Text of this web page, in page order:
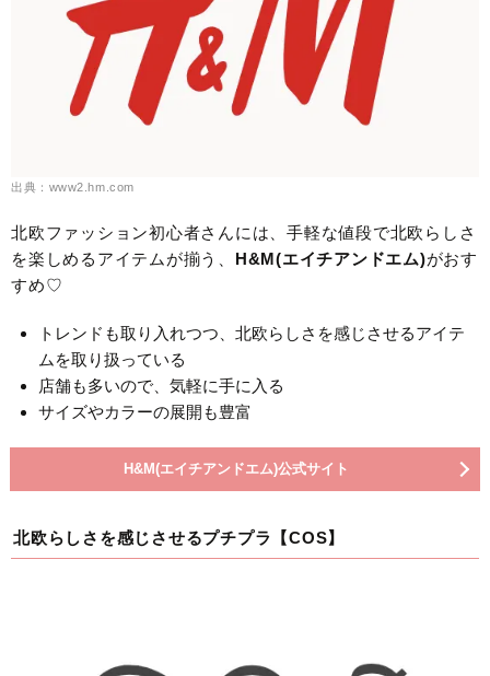
出典：www2.hm.com
北欧ファッション初心者さんには、手軽な値段で北欧らしさ
を楽しめるアイテムが揃う、 H&M(エイチアンドエム)がおす
すめ♡
トレンドも取り入れつつ、北欧らしさを感じさせるアイテ
ムを取り扱っている
店舗も多いので、気軽に手に入る
サイズやカラーの展開も豊富
H&M(エイチアンドエム)公式サイト
北欧らしさを感じさせるプチプラ【COS】